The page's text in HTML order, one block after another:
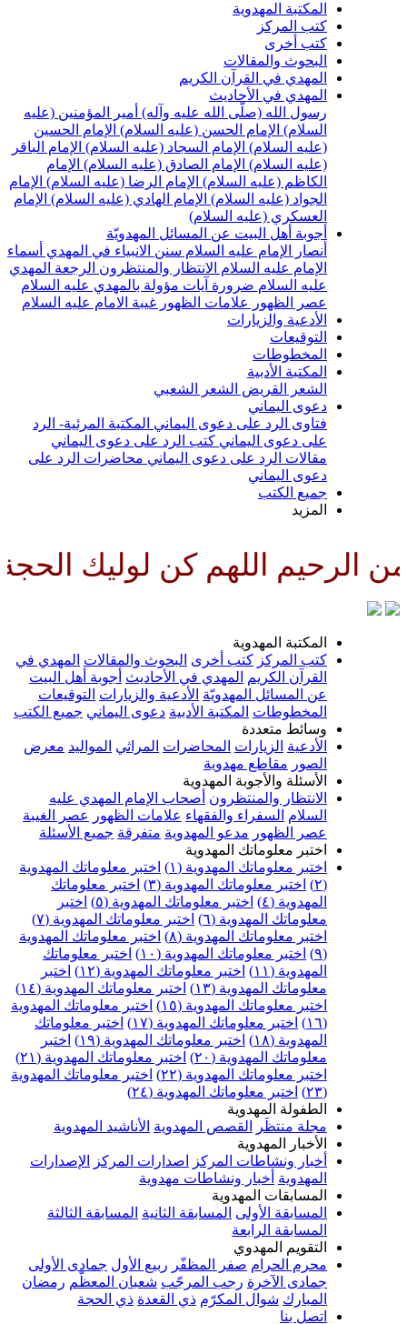
المهدوية
والمقالات
في القرآن الكريم
في الأحاديث
الله (صلّى الله عليه وآله) أمير المؤمنين (عليه
الإمام الحسن (عليه السلام) الإمام الحسين
الإمام السجاد (عليه السلام) الإمام الباقر
الإمام الصادق (عليه السلام) الإمام
(عليه السلام) الإمام الرضا (عليه السلام) الإمام
(عليه السلام) الإمام الهادي (عليه السلام) الإمام
(عليه السلام)
أهل البيت عن المسائل المهدويّة
الإمام عليه السلامسنن الانبياء في المهديأسماء
عليه السلامالانتظار والمنتظرونالرجعةالمهدي
السلام ضرورة آيات مؤولة بالمهدي عليه السلام
علامات الظهورغيبة الامام عليه السلام
والزيارات
الأدبية
الشعر الشعبي
اليماني
الرد على دعوى اليماني المكتبة المرئية- الرد
دعوى اليماني كتب الرد على دعوى اليماني
الرد على دعوى اليماني محاضرات الرد على
كن لوليك الحجة بن
المهدوية
كتب أخرى البحوث والمقالات المهدي في
المهدي في الأحاديث أجوبة أهل البيت
المسائل المهدويّة الأدعية والزيارات التوقيعات
المكتبة الأدبية دعوى اليماني جميع الكتب
متعددة
الزيارات المحاضرات المراثي المواليد معرض
مقاطع مهدوية
والأجوبة المهدوية
والمنتظرون أصحاب الإمام المهدي عليه
السفراء والفقهاء علامات الظهور عصر الغيبة
مدعو المهدوية متفرقة جميع الأسئلة
معلوماتك المهدوية
معلوماتك المهدوية (١)
اختبر معلوماتك المهدوية
اختبر معلوماتك المهدوية (٣)
اختبر معلوماتك
اختبر معلوماتك المهدوية (٥)
اختبر
المهدوية (٦)
اختبر معلوماتك المهدوية (٧)
معلوماتك المهدوية (٨)
اختبر معلوماتك المهدوية
اختبر معلوماتك المهدوية (١٠)
اختبر معلوماتك
اختبر معلوماتك المهدوية (١٢)
اختبر
المهدوية (١٣)
اختبر معلوماتك المهدوية (١٤)
معلوماتك المهدوية (١٥)
اختبر معلوماتك المهدوية
اختبر معلوماتك المهدوية (١٧)
اختبر معلوماتك
اختبر معلوماتك المهدوية (١٩)
اختبر
المهدوية (٢٠)
اختبر معلوماتك المهدوية (٢١)
معلوماتك المهدوية (٢٢)
اختبر معلوماتك المهدوية
اختبر معلوماتك المهدوية (٢٤)
المهدوية
منتظَر
القصص المهدوية الأناشيد المهدوية
المهدوية
ونشاطات المركز اصدارات المركز الإصدارات
أخبار ونشاطات مهدوية
المهدوية
الأولى المسابقة الثانية المسابقة الثالثة
الرابعة
المهدوي
الحرام
صفر المظفّر ربيع الأول جمادى الأولى
رجب المرجّب شعبان المعظّم رمضان
شوال المكرّم ذي القعدة ذي الحجة